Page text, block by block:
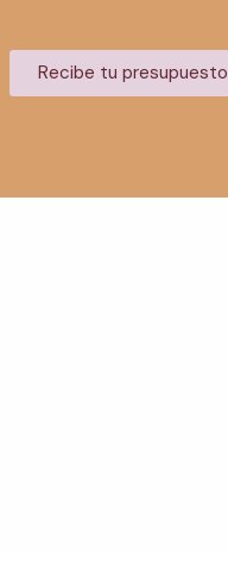
Recibe tu presupuesto